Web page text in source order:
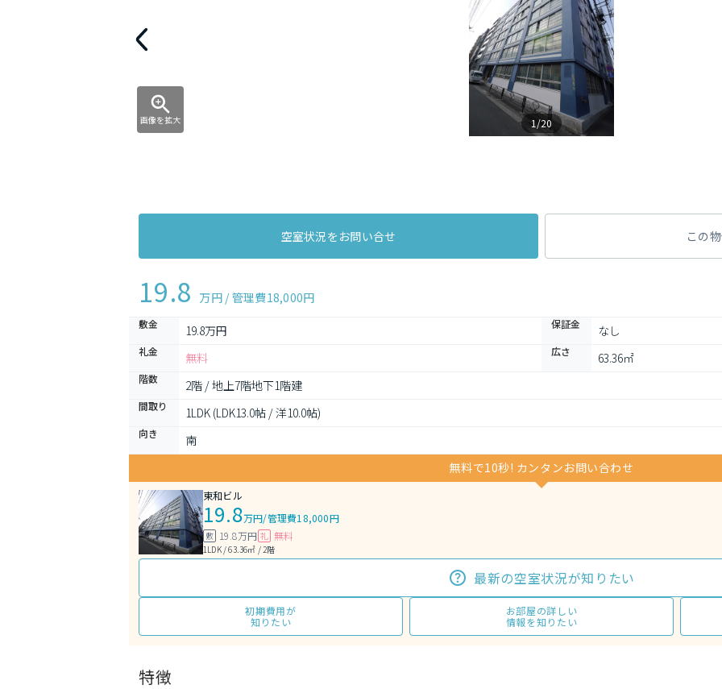
画像を拡大 1/20
空室状況をお問い合せ この
19.8 万円 / 管理費18,000円
敷金 19.8万円 保証金 なし
礼金 無料 広さ 63.36㎡
階数 2階 / 地上7階地下1階建
間取り 1LDK (LDK13.0帖 / 洋10.0帖)
向き
南
無料で10秒! カンタンお問い合わせ
東和ビル
19.8万円/管理費18,000円
敷 19.8万円 礼 無料
1LDK / 63.36㎡ / 2階
最新の空室状況が知りたい
初期費用が
知りたい
お部屋の詳しい
情報を知りたい
特徴